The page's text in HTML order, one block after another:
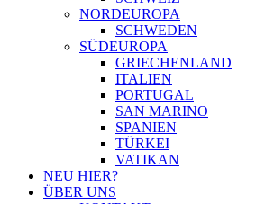
NORDEUROPA
SCHWEDEN
SÜDEUROPA
GRIECHENLAND
ITALIEN
PORTUGAL
SAN MARINO
SPANIEN
TÜRKEI
VATIKAN
NEU HIER?
ÜBER UNS